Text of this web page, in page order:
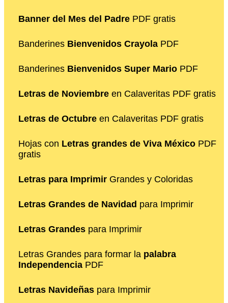
Banner del Mes del Padre PDF gratis
Banderines Bienvenidos Crayola PDF
Banderines Bienvenidos Super Mario PDF
Letras de Noviembre en Calaveritas PDF gratis
Letras de Octubre en Calaveritas PDF gratis
Hojas con Letras grandes de Viva México PDF
gratis
Letras para Imprimir Grandes y Coloridas
Letras Grandes de Navidad para Imprimir
Letras Grandes para Imprimir
Letras Grandes para formar la palabra
Independencia PDF
Letras Navideñas para Imprimir